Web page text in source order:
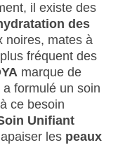
il existe des
des
noires, mates à
fréquent des
marque de
a formulé un soin
ce besoin
Unifiant
les peaux